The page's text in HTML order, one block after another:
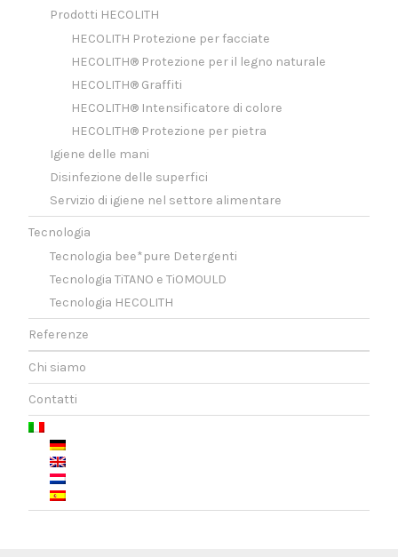
Prodotti HECOLITH
HECOLITH Protezione per facciate
HECOLITH® Protezione per il legno naturale
HECOLITH® Graffiti
HECOLITH® Intensificatore di colore
HECOLITH® Protezione per pietra
Igiene delle mani
Disinfezione delle superfici
Servizio di igiene nel settore alimentare
Tecnologia
Tecnologia bee*pure Detergenti
Tecnologia TiTANO e TiOMOULD
Tecnologia HECOLITH
Referenze
Chi siamo
Contatti